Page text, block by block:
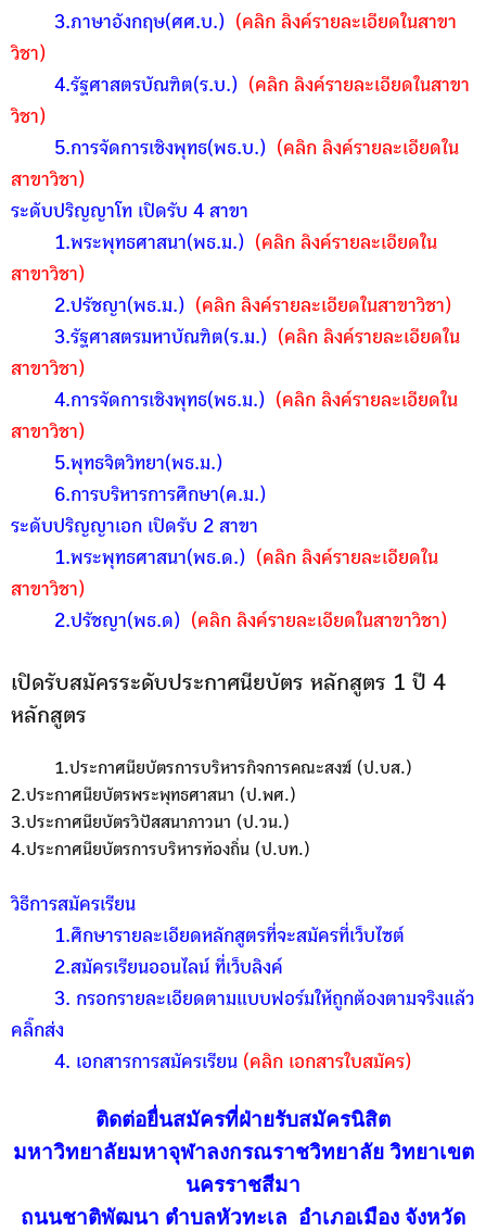
3.ภาษาอังกฤษ(ศศ.บ.) (คลิก ลิงค์รายละเอียดในสาขา
วิชา)
4.รัฐศาสตรบัณฑิต(ร.บ.) (คลิก ลิงค์รายละเอียดในสาขา
วิชา)
5.การจัดการเชิงพุทธ(พธ.บ.) (คลิก ลิงค์รายละเอียดใน
สาขาวิชา)
ระดับปริญญาโท เปิดรับ 4 สาขา
1.พระพุทธศาสนา(พธ.ม.) (คลิก ลิงค์รายละเอียดใน
สาขาวิชา)
2.ปรัชญา(พธ.ม.) (คลิก ลิงค์รายละเอียดในสาขาวิชา)
3.รัฐศาสตรมหาบัณฑิต(ร.ม.) (คลิก ลิงค์รายละเอียดใน
สาขาวิชา)
4.การจัดการเชิงพุทธ(พธ.ม.) (คลิก ลิงค์รายละเอียดใน
สาขาวิชา)
5.พุทธจิตวิทยา(พธ.ม.)
6.การบริหารการศึกษา(ค.ม.)
ระดับปริญญาเอก เปิดรับ 2 สาขา
1.พระพุทธศาสนา(พธ.ด.) (คลิก ลิงค์รายละเอียดใน
สาขาวิชา)
2.ปรัชญา(พธ.ด) (คลิก ลิงค์รายละเอียดในสาขาวิชา)
เปิดรับสมัครระดับประกาศนียบัตร หลักสูตร 1 ปี 4
หลักสูตร
1.ประกาศนียบัตรการบริหารกิจการคณะสงฆ์ (ป.บส.)
2.ประกาศนียบัตรพระพุทธศาสนา (ป.พศ.)
3.ประกาศนียบัตรวิปัสสนาภาวนา (ป.วน.)
4.ประกาศนียบัตรการบริหารท้องถิ่น (ป.บท.)
วิธีการสมัครเรียน
1.ศึกษารายละเอียดหลักสูตรที่จะสมัครที่เว็บไซต์
2.สมัครเรียนออนไลน์ ที่เว็บลิงค์
3. กรอกรายละเอียดตามแบบฟอร์มให้ถูกต้องตามจริงแล้ว
คลิ๊กส่ง
4. เอกสารการสมัครเรียน (คลิก เอกสารใบสมัคร)
ติดต่อยื่นสมัครที่ฝ่ายรับสมัครนิสิต
มหาวิทยาลัยมหาจุฬาลงกรณราชวิทยาลัย วิทยาเขต
นครราชสีมา
ถนนชาติพัฒนา ตำบลหัวทะเล อำเภอเมือง จังหวัด